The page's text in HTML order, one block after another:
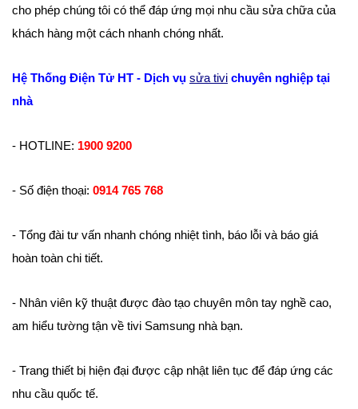
cho phép chúng tôi có thể đáp ứng mọi nhu cầu sửa chữa của
khách hàng một cách nhanh chóng nhất.
Hệ Thống Điện Tử HT - Dịch vụ sửa tivi chuyên nghiệp tại
nhà
- HOTLINE: 1900 9200
- Số điện thoại: 0914 765 768
- Tổng đài tư vấn nhanh chóng nhiệt tình, báo lỗi và báo giá
hoàn toàn chi tiết.
- Nhân viên kỹ thuật được đào tạo chuyên môn tay nghề cao,
am hiểu tường tận về tivi Samsung nhà bạn.
- Trang thiết bị hiện đại được cập nhật liên tục để đáp ứng các
nhu cầu quốc tế.